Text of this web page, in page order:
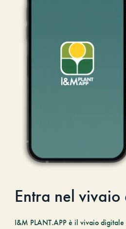
Entra nel
I&M PLANT.APP è il vivaio